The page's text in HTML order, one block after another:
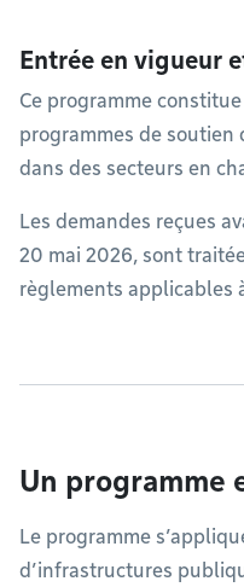
Entrée en vigueur
Ce programme
programmes de soutien
dans des secteurs en
Les demandes reçues
20 mai 2026, sont
règlements applicables
Un programme
Le programme
d’infrastructures